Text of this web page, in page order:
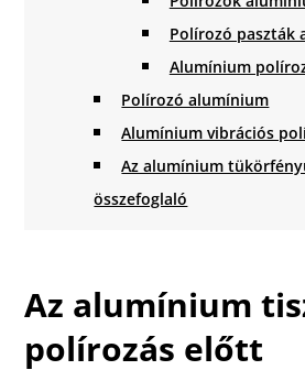
Polírozó paszták
Alumínium
Polírozó alumínium
Alumínium vibrációs
Az alumínium
összefoglaló
Az alumínium
polírozás előtt